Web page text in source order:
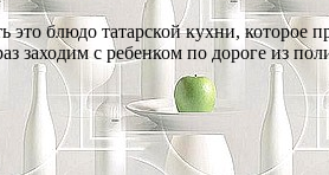
блюдо татарской кухни, которое
заходим с ребенком по дороге из